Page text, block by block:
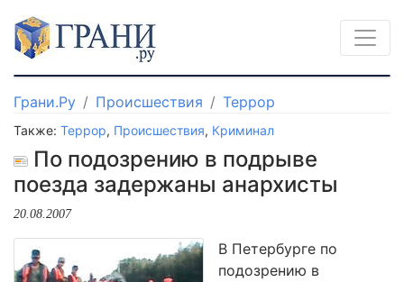
Грани.Ру Происшествия Террор
Также: Террор, Происшествия, Криминал
По подозрению в подрыве
поезда задержаны анархисты
20.08.2007
В Петербурге по
подозрению в